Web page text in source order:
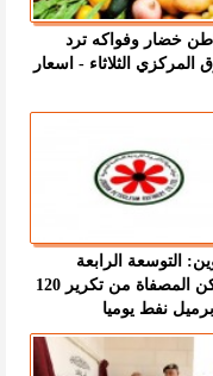
3341طن خضار وفواكه ترد
المركزي الثلاثاء - اسعار
التوسعة الرابعة
ستمكن المصفاة من تكرير 120
نفط يوميا